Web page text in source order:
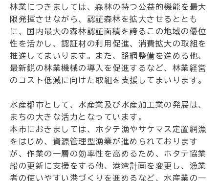
林業につきましては、森林の持つ公益的機能を最大
限発揮させながら、認証森林を拡大させるととも
に、国内最大の森林認証面積を誇るこの地域の優位
性を活かし、認証材の利用促進、消費拡大の取組を
推進してまいります。また、路網整備を進める他、
最新鋭の林業機械の導入を促進するなど、林業経営
のコスト低減に向けた取組を支援してまいります。
水産都市として、水産業及び水産加工業の発展は、
まちの大きな活力となっています。
本市におきましては、ホタテ漁やサケマス定置網漁
をはじめ、資源管理型漁業が進められております
が、作業の一層の効率性を高めるため、ホタテ協業
船の更新に支援をする他、港湾計画を変更し、漁業
者の使いやすい港づくりを進めるなど、水産業の一